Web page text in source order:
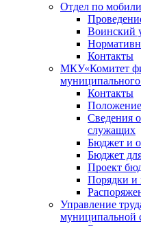
Отдел по
Воинский
Контакты
МКУ«Комитет
Контакты
Сведения
служащих
Бюджет и
Бюджет
Проект
Порядки и
Управление
муниципальной